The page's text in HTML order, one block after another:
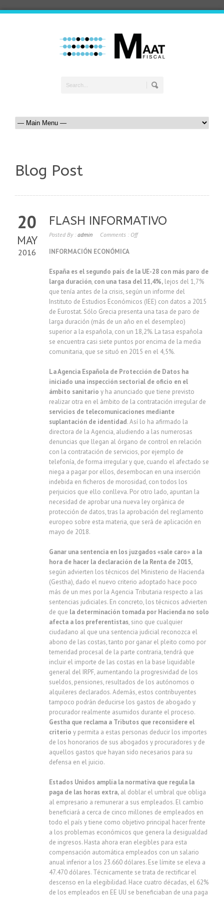
Blog Post
20
MAY
2016
FLASH INFORMATIVO
Posted By : admin Comments : Off
INFORMACIÓN ECONÓMICA
España es el segundo país de la UE-28 con más paro de
larga duración, con una tasa del 11,4%, lejos del 1,7%
que tenía antes de la crisis, según un informe del
Instituto de Estudios Económicos (IEE) con datos a 2015
de Eurostat. Sólo Grecia presenta una tasa de paro de
larga duración (más de un año en el desempleo)
superior a la española, con un 18,2%. La tasa española
se encuentra casi siete puntos por encima de la media
comunitaria, que se situó en 2015 en el 4,5%.
La Agencia Española de Protección de Datos ha
iniciado una inspección sectorial de oficio en el
ámbito sanitario y ha anunciado que tiene previsto
realizar otra en el ámbito de la contratación irregular de
servicios de telecomunicaciones mediante
suplantación de identidad. Así lo ha afirmado la
directora de la Agencia, aludiendo a las numerosas
denuncias que llegan al órgano de control en relación
con la contratación de servicios, por ejemplo de
telefonía, de forma irregular y que, cuando el afectado se
niega a pagar por ellos, desembocan en una inserción
indebida en ficheros de morosidad, con todos los
perjuicios que ello conlleva. Por otro lado, apuntan la
necesidad de aprobar una nueva ley orgánica de
protección de datos, tras la aprobación del reglamento
europeo sobre esta materia, que será de aplicación en
mayo de 2018.
Ganar una sentencia en los juzgados «sale caro» a la
hora de hacer la declaración de la Renta de 2015,
según advierten los técnicos del Ministerio de Hacienda
(Gestha), dado el nuevo criterio adoptado hace poco
más de un mes por la Agencia Tributaria respecto a las
sentencias judiciales. En concreto, los técnicos advierten
de que la determinación tomada por Hacienda no solo
afecta a los preferentistas, sino que cualquier
ciudadano al que una sentencia judicial reconozca el
abono de las costas, tanto por ganar el pleito como por
temeridad procesal de la parte contraria, tendrá que
incluir el importe de las costas en la base liquidable
general del IRPF, aumentando la progresividad de los
sueldos, pensiones, resultados de los autónomos o
alquileres declarados. Además, estos contribuyentes
tampoco podrán deducirse los gastos de abogado y
procurador realmente asumidos durante el proceso.
Gestha que reclama a Tributos que reconsidere el
criterio y permita a estas personas deducir los importes
de los honorarios de sus abogados y procuradores y de
aquellos gastos que hayan sido necesarios para su
defensa en el juicio.
Estados Unidos amplía la normativa que regula la
paga de las horas extra, al doblar el umbral que obliga
al empresario a remunerar a sus empleados. El cambio
beneficiará a cerca de cinco millones de empleados en
todo el país y tiene como objetivo principal hacer frente
a los problemas económicos que genera la desigualdad
de ingresos. Hasta ahora eran elegibles para esta
compensación automática empleados con un salario
anual inferior a los 23.660 dólares. Ese límite se eleva a
47.470 dólares. Técnicamente se trata de rectificar el
descenso en la elegibilidad. Hace cuatro décadas, el 62%
de los empleados en EE UU se beneficiaban de una paga